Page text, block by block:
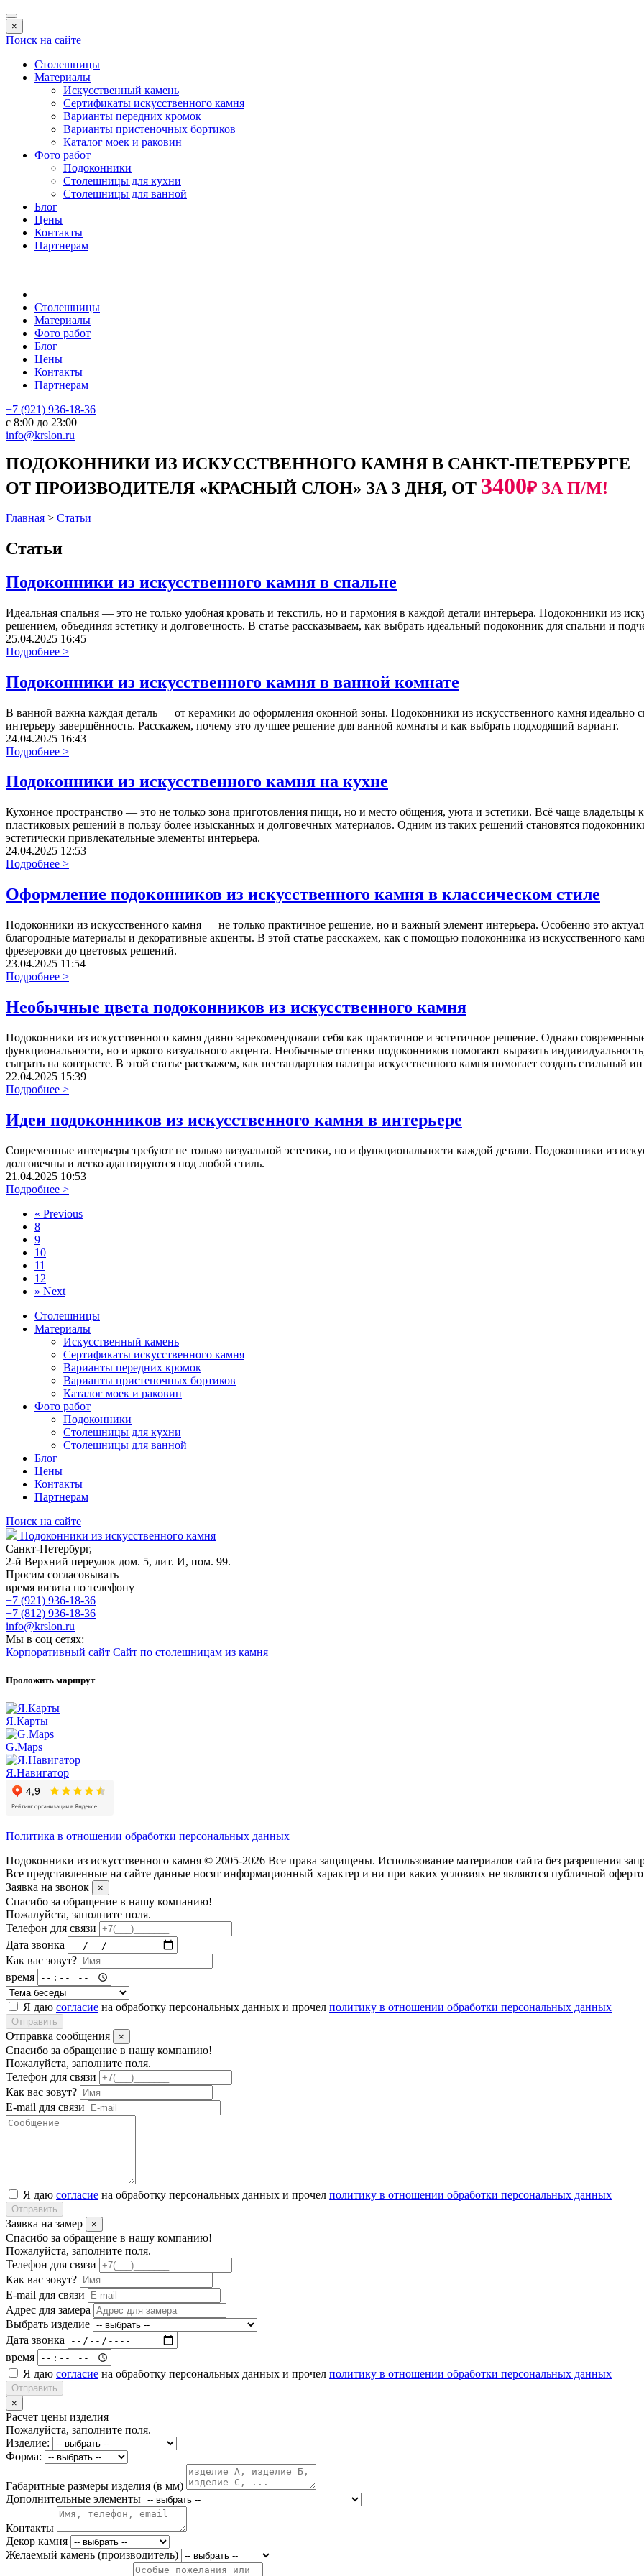
×
Поиск на сайте
Столешницы
Материалы
Искусственный камень
Сертификаты искусственного камня
Варианты передних кромок
Варианты пристеночных бортиков
Каталог моек и раковин
Фото работ
Подоконники
Столешницы для кухни
Столешницы для ванной
Блог
Цены
Контакты
Партнерам
Столешницы
Материалы
Фото работ
Блог
Цены
Контакты
Партнерам
+7 (921) 936-18-36
с 8:00 до 23:00
info@krslon.ru
ПОДОКОННИКИ ИЗ ИСКУССТВЕННОГО КАМНЯ В САНКТ-ПЕТЕРБУРГЕ
ОТ ПРОИЗВОДИТЕЛЯ «КРАСНЫЙ СЛОН» ЗА 3 ДНЯ, ОТ 3400₽ ЗА П/М!
Главная > Статьи
Статьи
Подоконники из искусственного камня в спальне
Идеальная спальня — это не только удобная кровать и текстиль, но и гармония в каждой детали интерьера. Подоконники из
решением, объединяя эстетику и долговечность. В статье рассказываем, как выбрать идеальный подоконник для спальни и
25.04.2025 16:45
Подробнее >
Подоконники из искусственного камня в ванной комнате
В ванной важна каждая деталь — от керамики до оформления оконной зоны. Подоконники из искусственного камня идеально
интерьеру завершённость. Расскажем, почему это лучшее решение для ванной комнаты и как выбрать подходящий вариант.
24.04.2025 16:43
Подробнее >
Подоконники из искусственного камня на кухне
Кухонное пространство — это не только зона приготовления пищи, но и место общения, уюта и эстетики. Всё чаще владельцы
пластиковых решений в пользу более изысканных и долговечных материалов. Одним из таких решений становятся
эстетически привлекательные элементы интерьера.
24.04.2025 12:53
Подробнее >
Оформление подоконников из искусственного камня в классическом стиле
Подоконники из искусственного камня — не только практичное решение, но и важный элемент интерьера. Особенно это
благородные материалы и декоративные акценты. В этой статье расскажем, как с помощью подоконника из искусственного
фрезеровки до цветовых решений.
23.04.2025 11:54
Подробнее >
Необычные цвета подоконников из искусственного камня
Подоконники из искусственного камня давно зарекомендовали себя как практичное и эстетичное решение. Однако
функциональности, но и яркого визуального акцента. Необычные оттенки подоконников помогают выразить
сыграть на контрасте. В этой статье расскажем, как нестандартная палитра искусственного камня помогает создать стильный
22.04.2025 15:39
Подробнее >
Идеи подоконников из искусственного камня в интерьере
Современные интерьеры требуют не только визуальной эстетики, но и функциональности каждой детали. Подоконники из
долговечны и легко адаптируются под любой стиль.
21.04.2025 10:53
Подробнее >
« Previous
8
9
10
11
12
» Next
Столешницы
Материалы
Искусственный камень
Сертификаты искусственного камня
Варианты передних кромок
Варианты пристеночных бортиков
Каталог моек и раковин
Фото работ
Подоконники
Столешницы для кухни
Столешницы для ванной
Блог
Цены
Контакты
Партнерам
Поиск на сайте
Подоконники из искусственного камня
Санкт-Петербург,
2-й Верхний переулок дом. 5, лит. И, пом. 99.
Просим согласовывать
время визита по телефону
+7 (921) 936-18-36
+7 (812) 936-18-36
info@krslon.ru
Мы в соц сетях:
Корпоративный сайт Сайт по столешницам из камня
Проложить маршрут
Я.Карты
G.Maps
Я.Навигатор
Политика в отношении обработки персональных данных
Подоконники из искусственного камня © 2005-2026 Все права защищены. Использование материалов сайта без разрешения
Все представленные на сайте данные носят информационный характер и ни при каких условиях не являются публичной
Заявка на звонок
×
Спасибо за обращение в нашу компанию!
Пожалуйста, заполните поля.
Телефон для связи
Дата звонка
Как вас зовут?
время
Я даю согласие на обработку персональных данных и прочел политику в отношении обработки персональных данных
Отправить
Отправка сообщения ×
Спасибо за обращение в нашу компанию!
Пожалуйста, заполните поля.
Телефон для связи
Как вас зовут?
E-mail для связи
Я даю согласие на обработку персональных данных и прочел политику в отношении обработки персональных данных
Отправить
Заявка на замер ×
Спасибо за обращение в нашу компанию!
Пожалуйста, заполните поля.
Телефон для связи
Как вас зовут?
E-mail для связи
Адрес для замера
Выбрать изделие
Дата звонка
время
Я даю согласие на обработку персональных данных и прочел политику в отношении обработки персональных данных
Отправить
×
Расчет цены изделия
Пожалуйста, заполните поля.
Изделие:
Форма:
Габаритные размеры изделия (в мм)
Дополнительные элементы
Контакты
Декор камня
Желаемый камень (производитель)